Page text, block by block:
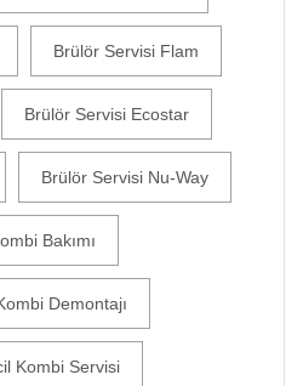
Brülör Servisi Flam
Brülör Servisi Ecostar
Brülör Servisi Nu-Way
Bakımı
Demontajı
Kombi Servisi